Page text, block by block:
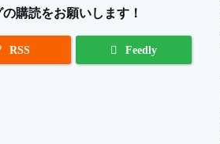
購読をお願いします！
RSS Feedly